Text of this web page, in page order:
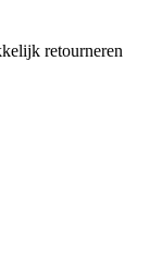
retourneren